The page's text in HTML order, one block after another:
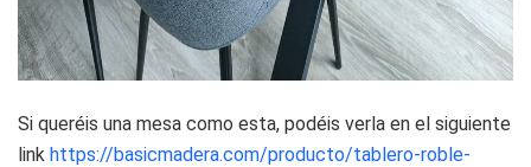
Si queréis una mesa como esta, podéis verla en el siguiente
link https://basicmadera.com/producto/tablero-roble-